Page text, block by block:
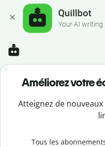
Quillbot
Your AI
Améliorez votre
Atteignez de
Tous les